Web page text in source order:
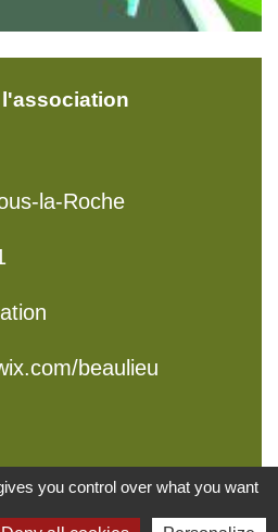
la-Roche
beaulieu
you control over what you want